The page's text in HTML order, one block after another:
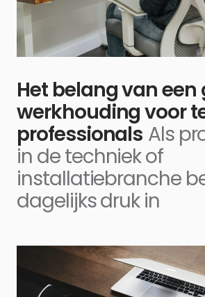
Het belang van een
werkhouding voor
professionals Als
in de techniek of
installatiebranche
dagelijks druk in